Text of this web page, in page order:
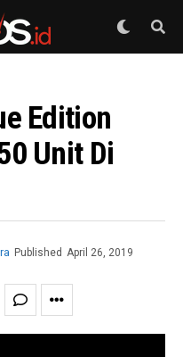
Edition
Unit Di
Published April 26, 2019